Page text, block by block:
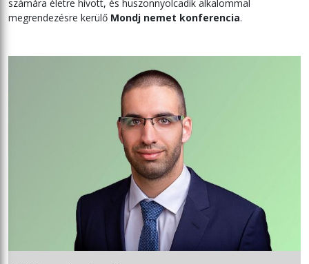
számára életre hívott, és huszonnyolcadik alkalommal
megrendezésre kerülő Mondj nemet konferencia.